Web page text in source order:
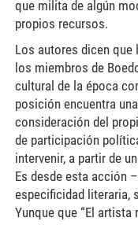
que milita de algún
propios recursos.
Los autores dicen
los miembros de
cultural de la época
posición encuentra
consideración del
de participación
intervenir, a partir de
Es desde esta acción
especificidad literaria,
Yunque que “El